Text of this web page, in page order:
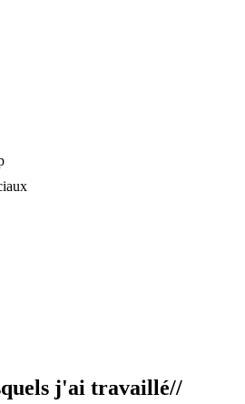
j'ai travaillé//